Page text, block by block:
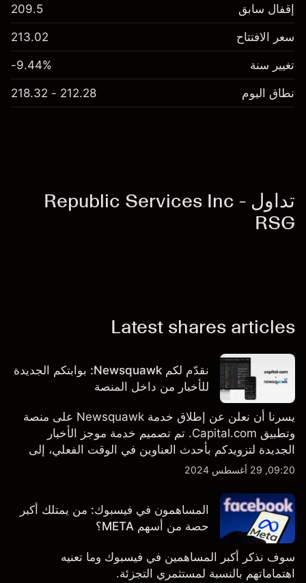
إقفال سابق 209.5
سعر الافتتاح 213.02
تغيير سنة -9.44%
نطاق اليوم 212.28 - 218.32
تداول Republic Services Inc -
RSG
Latest shares articles
نقدّم لكم Newsquawk: بوابتكم الجديدة
للأخبار من داخل المنصة
يسرنا أن نعلن عن إطلاق خدمة Newsquawk على منصة
وتطبيق Capital.com. تم تصميم خدمة موجز الأخبار
الجديدة لتزويدكم بأحدث العناوين في الوقت الفعلي، إلى
جانب قصص إخبارية مخصصة وتقارير تحليلية متعمقة - وكل
بالضبط.
09:20, 29 أغسطس 2024
المساهمون في فيسبوك: من يمتلك أكبر
حصة من أسهم META؟
سوف نذكر أكبر المساهمين في فيسبوك وما تعنيه
اهتماماتهم بالنسبة لمستثمري التجزئة.